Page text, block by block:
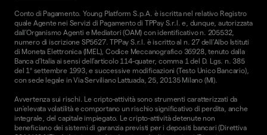
Conto di Pagamento. Young Platform S.p.A. è iscritta nel relativo Registro
quale Agente nei Servizi di Pagamento di TPPay S.r.l. e, dunque, autorizzata
dall’Organismo Agenti e Mediatori (OAM) con identificativo n. 205532,
numero di iscrizione SP5627. TPPay S.r.l. è iscritto al n. 27 dell’Albo Istituti
di Moneta Elettronica (IMEL), Codice Meccanografico 36928, tenuto dalla
Banca d’Italia ai sensi dell’articolo 114-quater, comma 1 del D. Lgs. n. 385
del 1° settembre 1993, e successive modificazioni (Testo Unico Bancario),
con sede legale in Via Serviliano Lattuada, 25, 20135 Milano (MI).
Avvertenza sui rischi. Le cripto-attività sono strumenti caratterizzati da
un'elevata volatilità e comportano un rischio significativo di perdita, anche
integrale, del capitale impiegato. Le cripto-attività detenute non
beneficiano dei sistemi di garanzia previsti per i depositi bancari (Direttiva